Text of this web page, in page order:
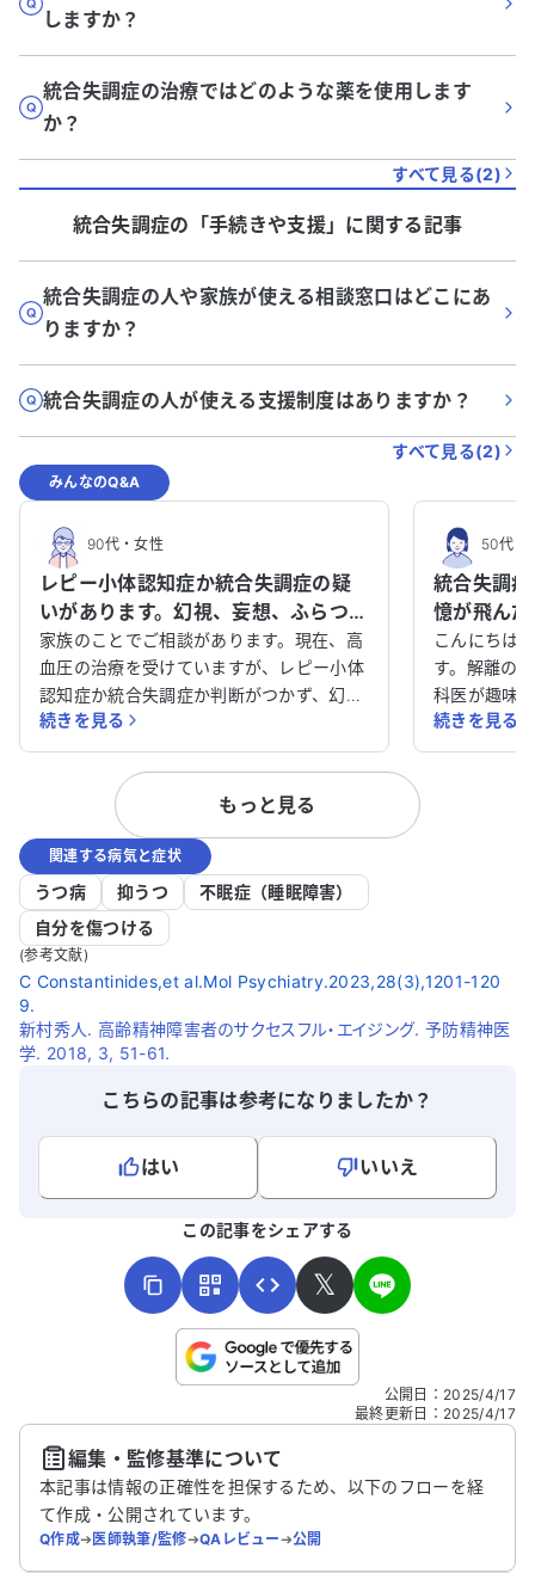
しますか？
統合失調症の治療ではどのような薬を使用します
か？
すべて見る(2)
統合失調症の「手続きや支援」に関する記事
統合失調症の人や家族が使える相談窓口はどこにあ
りますか？
統合失調症の人が使える支援制度はありますか？
すべて見る(2)
みんなのQ&A
90代・女性
レピー小体認知症か統合失調症の疑
いがあります。幻視、妄想、ふらつき
の症状について、薬の服用をどうす
べきか相談させてください。
家族のことでご相談があります。現在、高
血圧の治療を受けていますが、レピー小体
認知症か統合失調症か判断がつかず、幻視
や妄想がひどく困っています。確定診断が
難しいと聞いており、特にふらつきが一番
つらい症状です。薬の服用についてどうす
れば良いのか悩んでいますが、本人は精神
科の受診を拒んでいます。 このような状況
でどのように対処すれば良いのか、アドバ
イスをいただけると助かります。症状が良
くならないどころか悪化しているように感
じ、非常に心配です。どうかご助言をお願
いいたします。
続きを見る
50代・
統合失調
憶が飛ん
話しをす
こんにちは
す。解離の
科医が趣味
院で憑依型
の記憶がな
続きを見る
もっと見る
関連する病気と症状
うつ病 抑うつ
不眠症（睡眠障害）
自分を傷つける
(参考文献)
C Constantinides,et al.Mol Psychiatry.2023,28(3),1201-120
9.
新村秀人. 高齢精神障害者のサクセスフル・エイジング. 予防精神医
学. 2018, 3, 51-61.
こちらの記事は参考になりましたか？
はい
いいえ
こちらは送信専用のフォームです。氏名やご自身の病気の詳細な
送信する
この記事をシェアする
𝕏
公開日 ： 2025/4/17
最終更新日 ： 2025/4/17
編集・監修基準について
本記事は情報の正確性を担保するため、以下のフローを経
て作成・公開されています。
Q作成➔医師執筆/監修➔QAレビュー➔公開